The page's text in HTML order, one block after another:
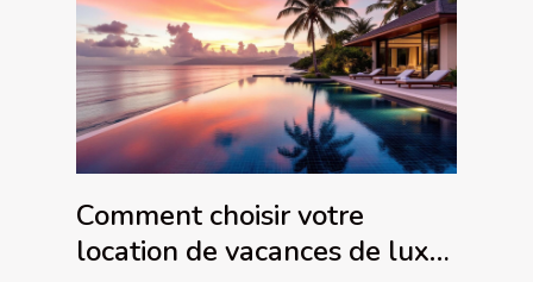
Comment choisir votre
location de vacances de luxe